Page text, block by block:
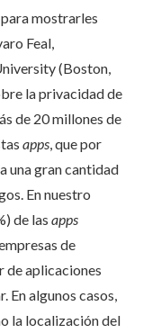
mostrarles
Feal,
(Boston,
la privacidad de
de 20 millones de
apps, que por
una gran cantidad
En nuestro
de las apps
de
de aplicaciones
En algunos casos,
la localización del